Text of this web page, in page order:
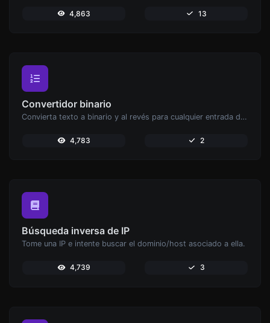
4,863 13
Convertidor binario
Convierta texto a binario y al revés para cualquier entrada de cadena.
4,783 2
Búsqueda inversa de IP
Tome una IP e intente buscar el dominio/host asociado a ella.
4,739 3